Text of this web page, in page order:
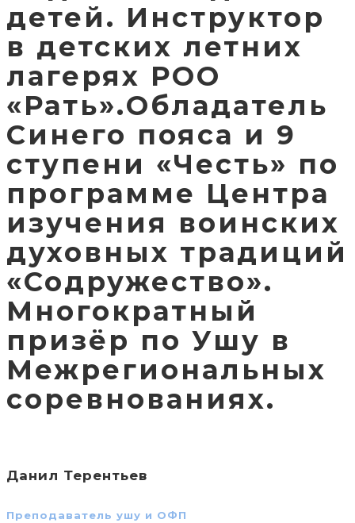
детей. Инструктор
в детских летних
лагерях РОО
«Рать».Обладатель
Синего пояса и 9
ступени «Честь» по
программе Центра
изучения воинских
духовных традиций
«Содружество».
Многократный
призёр по Ушу в
Межрегиональных
соревнованиях.
Данил Терентьев
Преподаватель ушу и ОФП